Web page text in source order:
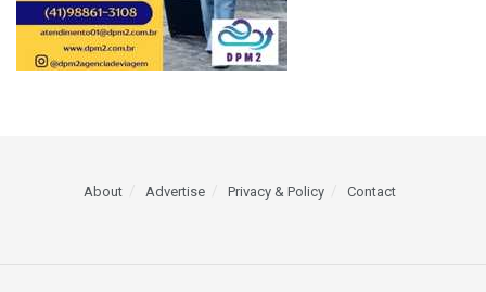
About Advertise Privacy & Policy Contact